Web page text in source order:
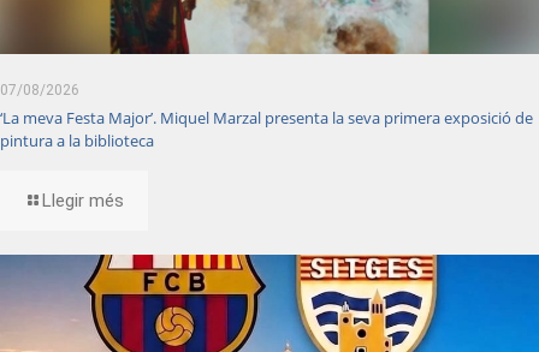
07/08/2026
‘La meva Festa Major’. Miquel Marzal presenta la seva primera exposició de
pintura a la biblioteca
Llegir més